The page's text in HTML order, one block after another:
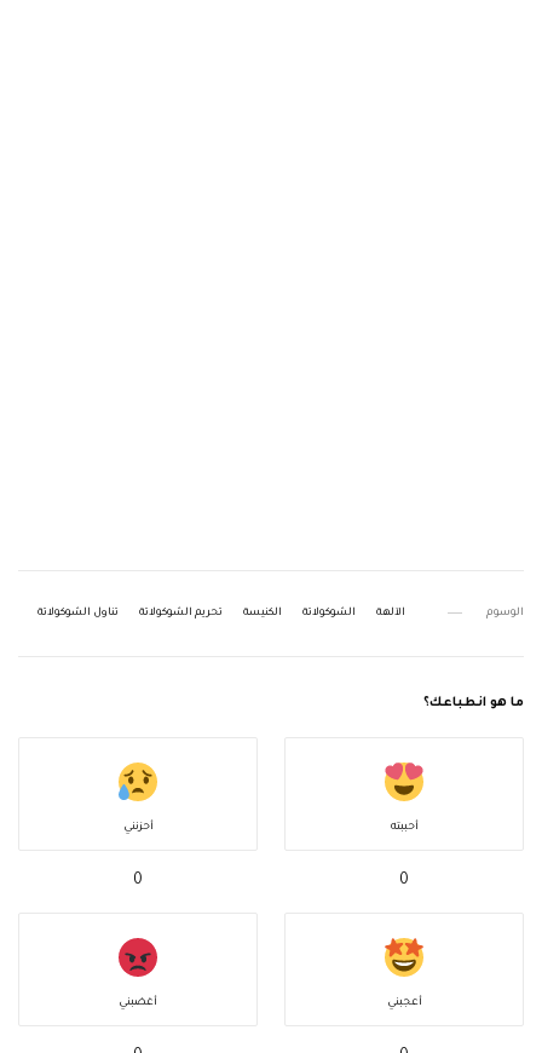
الوسوم الآلهة الشوكولاتة الكنيسة تحريم الشوكولاتة تناول الشوكولاتة
ما هو انطباعك؟
أحببته
0
أحزنني
0
أعجبني أغضبني